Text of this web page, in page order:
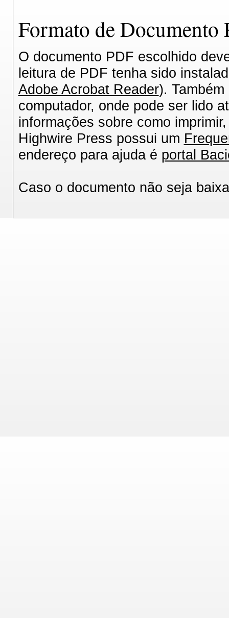
Formato de
O documento PDF escolhido
leitura de PDF tenha sido
Adobe Acrobat Reader).
computador, onde pode ser lido
informações sobre como
Highwire Press possui um
endereço para ajuda é portal
Caso o documento não seja